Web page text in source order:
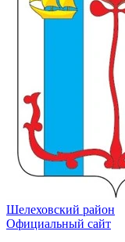
Шелеховский район
Официальный сайт